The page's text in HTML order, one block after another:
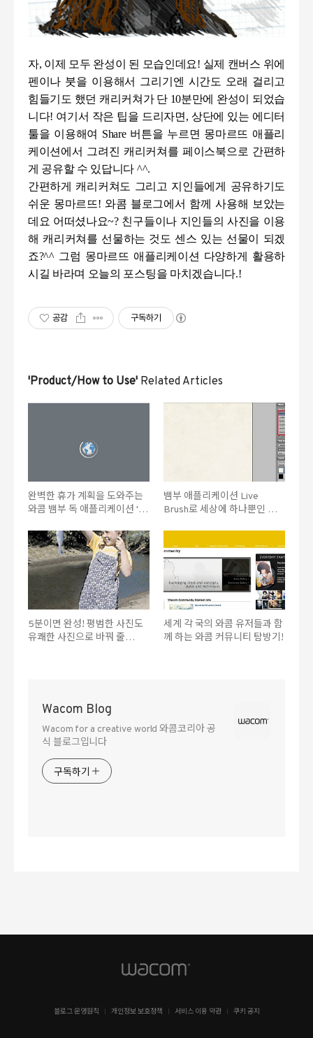
자, 이제 모두 완성이 된 모습인데요! 실제 캔버스 위에
펜이나 붓을 이용해서 그리기엔 시간도 오래 걸리고
힘들기도 했던 캐리커쳐가 단 10분만에 완성이 되었습
니다! 여기서 작은 팁을 드리자면 , 상단에 있는 에디터
툴을 이용해여 Share 버튼을 누르면 몽마르뜨 애플리
케이션에서 그려진 캐리커쳐를 페이스북으로 간편하
게 공유할 수 있답니다 ^^.
간편하게 캐리커쳐도 그리고 지인들에게 공유하기도
쉬운 몽마르뜨! 와콤 블로그에서 함께 사용해 보았는
데요 어떠셨나요~? 친구들이나 지인들의 사진을 이용
해 캐리커쳐를 선물하는 것도 센스 있는 선물이 되겠
죠?^^ 그럼 몽마르뜨 애플리케이션 다양하게 활용하
시길 바라며 오늘의 포스팅을 마치겠습니다.!
공감 구독하기
'Product/How to Use' Related Articles
완벽한 휴가 계획을 도와주는
와콤 뱀부 독 애플리케이션 '랜
뱀부 애플리케이션 Live
Brush로 세상에 하나뿐인 그
5분이면 완성! 평범한 사진도
유쾌한 사진으로 바꿔 줄
세계 각 국의 와콤 유저들과 함
께 하는 와콤 커뮤니티 탐방기!
Wacom Blog
Wacom for a creative world 와콤코리아 공
식 블로그입니다
구독하기
블로그 운영원칙 개인정보 보호정책 서비스 이용 약관 쿠키 공지